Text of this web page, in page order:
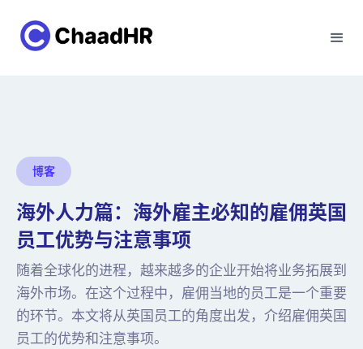
博客
海外人力篇：海外雇主必知的雇佣英国
员工优势与注意事项
随着全球化的进程，越来越多的企业开始将业务拓展到
海外市场。在这个过程中，雇佣当地的员工是一个重要
的环节。本文将从英国员工的角度出发，介绍雇佣英国
员工的优势和注意事项。